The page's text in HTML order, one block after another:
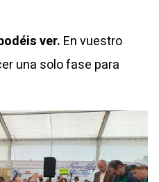
ver. En vuestro
una solo fase para